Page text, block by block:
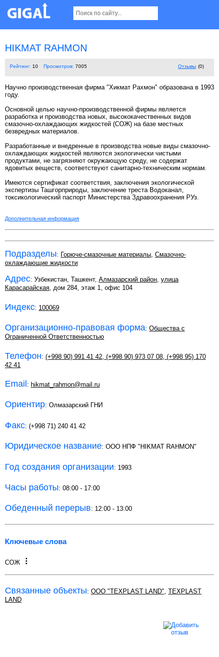
HIKMAT RAHMON
Рейтинг: 10 Просмотров: 7005 Отзывы (0)
Научно производственная фирма "Хикмат Рахмон" образована в 1993
году.
Основной целью научно-производственной фирмы является
разработка и производства новых, высококачественных видов
смазочно-охлаждающих жидкостей (СОЖ) на базе местных
безвредных материалов.
Разработанные и внедренные в производства новые виды смазочно-
охлаждающих жидкостей являются экологически чистыми
продуктами, не загрязняют окружающую среду, не содержат
ядовитых веществ, соответствуют санитарно-техническим нормам.
Имеются сертификат соответствия, заключения экологической
экспертизы Ташгорприроды, заключение треста Водоканал,
токсикологический паспорт Министерства Здравоохранения РУз.
Дополнительная информация
Подразделы: Горюче-смазочные материалы, Смазочно-
охлаждающие жидкости
Адрес: Узбекистан, Ташкент, Алмазарский район, улица
Карасарайская, дом 284, этаж 1, офис 104
Индекс: 100069
Организационно-правовая форма: Общества с
Ограниченной Ответственностью
Телефон: (+998 90) 991 41 42 (+998 90) 973 07 08 (+998 95) 170
42 41
Email : hikmat_rahmon@mail.ru
Ориентир: Олмазарский ГНИ
Факс: (+998 71) 240 41 42
Юридическое название: ООО НПФ "HIKMAT RAHMON"
Год создания организации: 1993
Часы работы: 08:00 - 17:00
Обеденный перерыв: 12:00 - 13:00
Ключевые слова
СОЖ
Связанные объекты: ООО "TEXPLAST LAND", TEXPLAST
LAND